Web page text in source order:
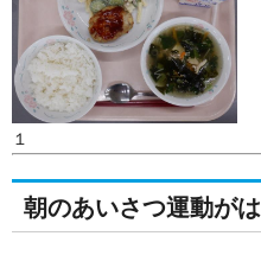
１
朝のあいさつ運動が